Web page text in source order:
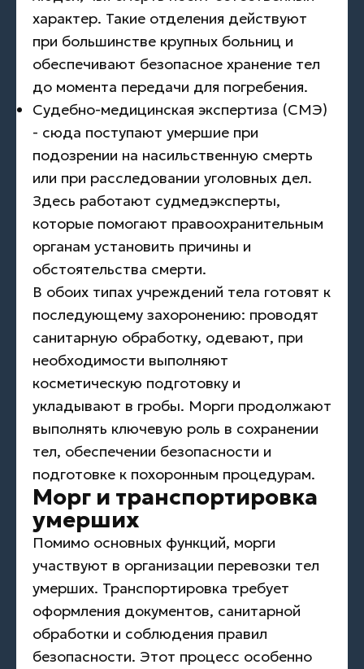
характер. Такие отделения действуют
при большинстве крупных больниц и
обеспечивают безопасное хранение тел
до момента передачи для погребения.
Судебно-медицинская экспертиза (СМЭ)
- сюда поступают умершие при
подозрении на насильственную смерть
или при расследовании уголовных дел.
Здесь работают судмедэксперты,
которые помогают правоохранительным
органам установить причины и
обстоятельства смерти.
В обоих типах учреждений тела готовят к
последующему захоронению: проводят
санитарную обработку, одевают, при
необходимости выполняют
косметическую подготовку и
укладывают в гробы. Морги продолжают
выполнять ключевую роль в сохранении
тел, обеспечении безопасности и
подготовке к похоронным процедурам.
Морг и транспортировка
умерших
Помимо основных функций, морги
участвуют в организации перевозки тел
умерших. Транспортировка требует
оформления документов, санитарной
обработки и соблюдения правил
безопасности. Этот процесс особенно